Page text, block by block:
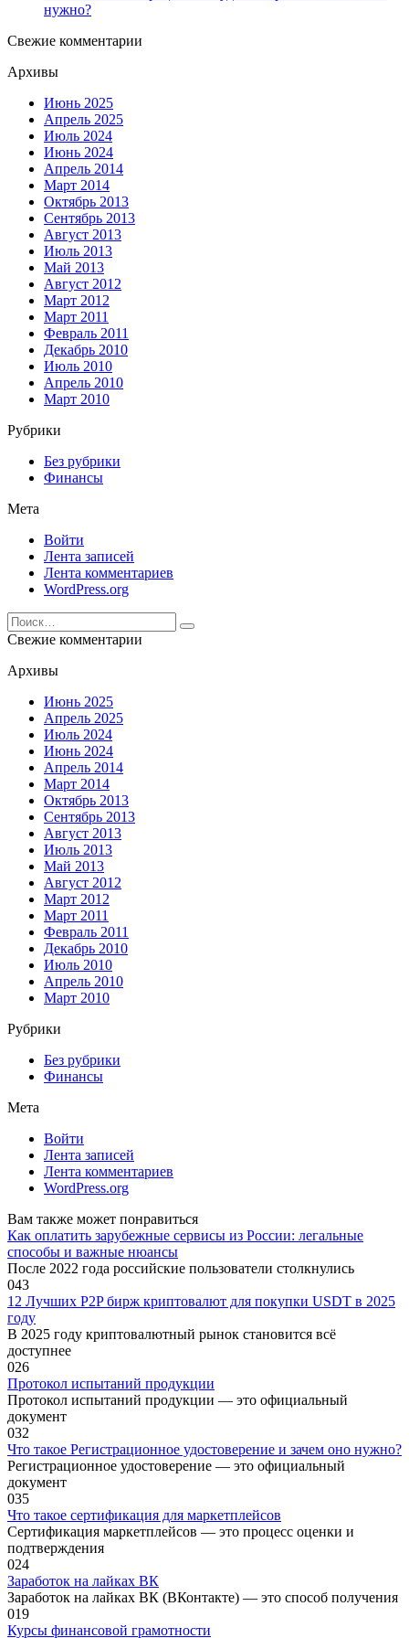
нужно?
Свежие комментарии
Архивы
Июнь 2025
Апрель 2025
Июль 2024
Июнь 2024
Апрель 2014
Март 2014
Октябрь 2013
Сентябрь 2013
Август 2013
Июль 2013
Май 2013
Август 2012
Март 2012
Март 2011
Февраль 2011
Декабрь 2010
Июль 2010
Апрель 2010
Март 2010
Рубрики
Без рубрики
Финансы
Мета
Войти
Лента записей
Лента комментариев
WordPress.org
Search
for:
Свежие комментарии
Архивы
Июнь 2025
Апрель 2025
Июль 2024
Июнь 2024
Апрель 2014
Март 2014
Октябрь 2013
Сентябрь 2013
Август 2013
Июль 2013
Май 2013
Август 2012
Март 2012
Март 2011
Февраль 2011
Декабрь 2010
Июль 2010
Апрель 2010
Март 2010
Рубрики
Без рубрики
Финансы
Мета
Войти
Лента записей
Лента комментариев
WordPress.org
Вам также может понравиться
Как оплатить зарубежные сервисы из России: легальные
способы и важные нюансы
После 2022 года российские пользователи столкнулись
043
12 Лучших P2P бирж криптовалют для покупки USDT в 2025
году
В 2025 году криптовалютный рынок становится всё
доступнее
026
Протокол испытаний продукции
Протокол испытаний продукции — это официальный
документ
032
Что такое Регистрационное удостоверение и зачем оно нужно?
Регистрационное удостоверение — это официальный
документ
035
Что такое сертификация для маркетплейсов
Сертификация маркетплейсов — это процесс оценки и
подтверждения
024
Заработок на лайках ВК
Заработок на лайках ВК (ВКонтакте) — это способ получения
019
Курсы финансовой грамотности